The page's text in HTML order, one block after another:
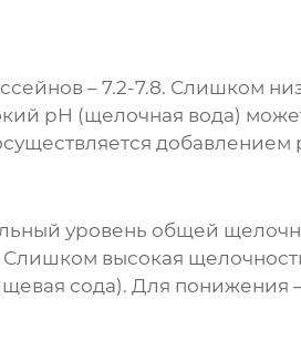
– 7.2-7.8. Слишком
pH (щелочная вода)
добавлением
уровень общей
высокая
сода). Для понижения